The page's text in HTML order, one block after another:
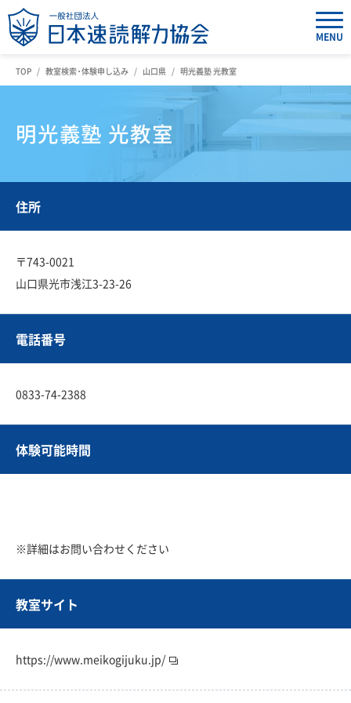
MENU
TOP 教室検索・体験申し込み 山口県 明光義塾 光教室
明光義塾 光教室
住所
〒743-0021
山口県光市浅江3-23-26
電話番号
0833-74-2388
体験可能時間
※詳細はお問い合わせください
教室サイト
https://www.meikogijuku.jp/